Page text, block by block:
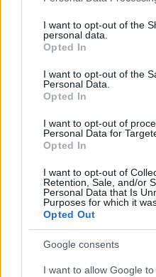
not limited to your visit or
grant or deny consent to
use your data for below
consent section.
I want to opt-out of the
personal data.
Opted In
I want to opt-out of the
Personal Data.
Opted In
I want to opt-out of
Personal Data for
Opted In
I want to opt-out of
Retention, Sale, and/or
Personal Data that Is
Purposes for which it
Opted Out
Google consents
I want to allow Google
„Lando és Oscar
tavalyi év után” – Stella